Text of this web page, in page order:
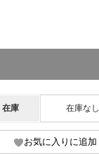
在庫 在庫なし